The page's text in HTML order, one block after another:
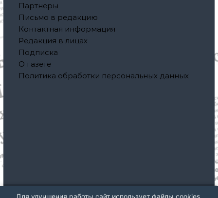
Партнеры
Письмо в редакцию
Контактная информация
Редакция в лицах
Подписка
О газете
Политика обработки персональных данных
Для улучшения работы сайт использует файлы cookies,